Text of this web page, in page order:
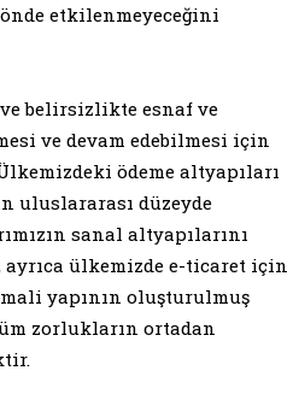
etkilenmeyeceğini
belirsizlikte esnaf ve
ve devam edebilmesi için
ödeme altyapıları
uluslararası düzeyde
sanal altyapılarını
ülkemizde e-ticaret için
yapının oluşturulmuş
zorlukların ortadan